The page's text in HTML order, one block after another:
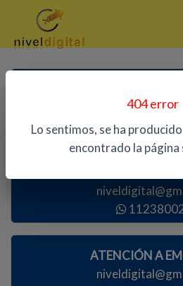
404 error
Lo sentimos, se ha
encontrado la
ATENCIÓN A